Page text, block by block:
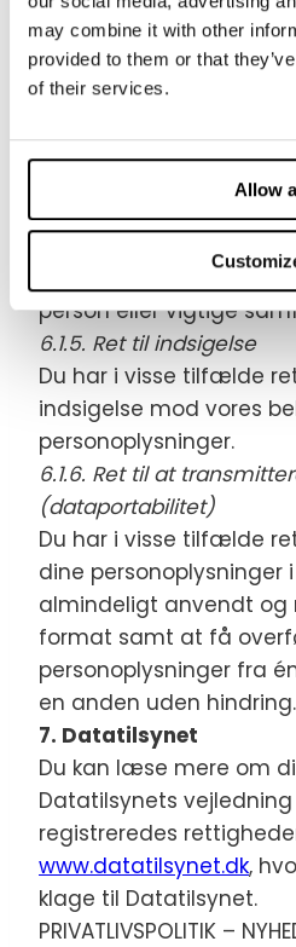
may combine it with other
provided to them or that
of their services.
Allow
6.1.4. Ret til
Du har i visse tilfælde
behandlingen af dine
begrænset
kun behandle
opbevaring – med dit
eller forsvares, eller for
person eller vigtige
6.1.5. Ret til indsigelse
Du har i visse tilfælde
indsigelse mod vores
personoplysninger.
6.1.6. Ret til at
(dataportabilitet)
Du har i visse tilfælde
dine personoplysninger
almindeligt anvendt
format samt at få
personoplysninger fra
en anden uden hindring.
7. Datatilsynet
Du kan læse mere om
Datatilsynets
registreredes
www.datatilsynet.dk,
klage til Datatilsynet.
PRIVATLIVSPOLITIK –